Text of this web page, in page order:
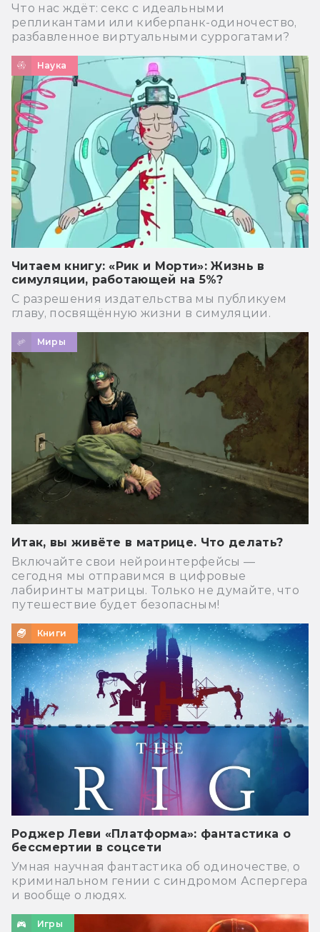
Что нас ждёт: секс с идеальными
репликантами или киберпанк-одиночество,
разбавленное виртуальными суррогатами?
Наука
Читаем книгу: «Рик и Морти»: Жизнь в
симуляции, работающей на 5%?
С разрешения издательства мы публикуем
главу, посвящённую жизни в симуляции.
Миры
Итак, вы живёте в матрице. Что делать?
Включайте свои нейроинтерфейсы —
сегодня мы отправимся в цифровые
лабиринты матрицы. Только не думайте, что
путешествие будет безопасным!
Книги
Роджер Леви «Платформа»: фантастика о
бессмертии в соцсети
Умная научная фантастика об одиночестве, о
криминальном гении с синдромом Аспергера
и вообще о людях.
Игры